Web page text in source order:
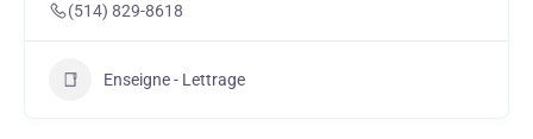
(514) 829-8618
Enseigne - Lettrage